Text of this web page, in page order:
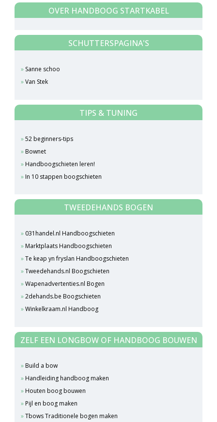
OVER HANDBOOG STARTKABEL
SCHUTTERSPAGINA'S
Sanne schoo
Van Stek
TIPS & TUNING
52 beginners-tips
Bownet
Handboogschieten leren!
In 10 stappen boogschieten
TWEEDEHANDS BOGEN
031handel.nl Handboogschieten
Marktplaats Handboogschieten
Te keap yn fryslan Handboogschieten
Tweedehands.nl Boogschieten
Wapenadvertenties.nl Bogen
2dehands.be Boogschieten
Winkelkraam.nl Handboog
ZELF EEN LONGBOW OF HANDBOOG BOUWEN
Build a bow
Handleiding handboog maken
Houten boog bouwen
Pijl en boog maken
Tbows Traditionele bogen maken